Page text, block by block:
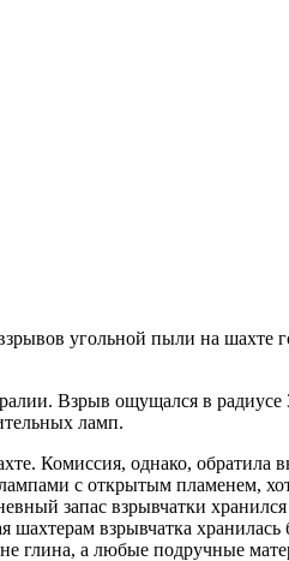
угольной пыли на шахте
Взрыв ощущался в
ламп.
Комиссия, однако, обратила
с открытым пламенем,
запас взрывчатки
взрывчатка
не глина, а любые подручные